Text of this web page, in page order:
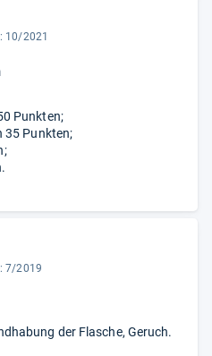
10/2021
Punkten;
35 Punkten;
7/2019
der Flasche, Geruch.